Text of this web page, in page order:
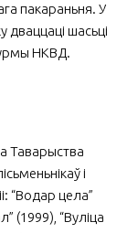
пакараньня. У
дваццаці шасьці
НКВД.
Тава­рыст­ва
і
“Водар цела”
(1999), “Вуліца